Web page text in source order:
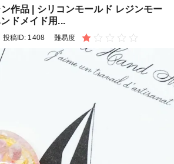
作品 | シリコンモールド レジンモー
ドメイド用...
投稿ID: 1408 難易度